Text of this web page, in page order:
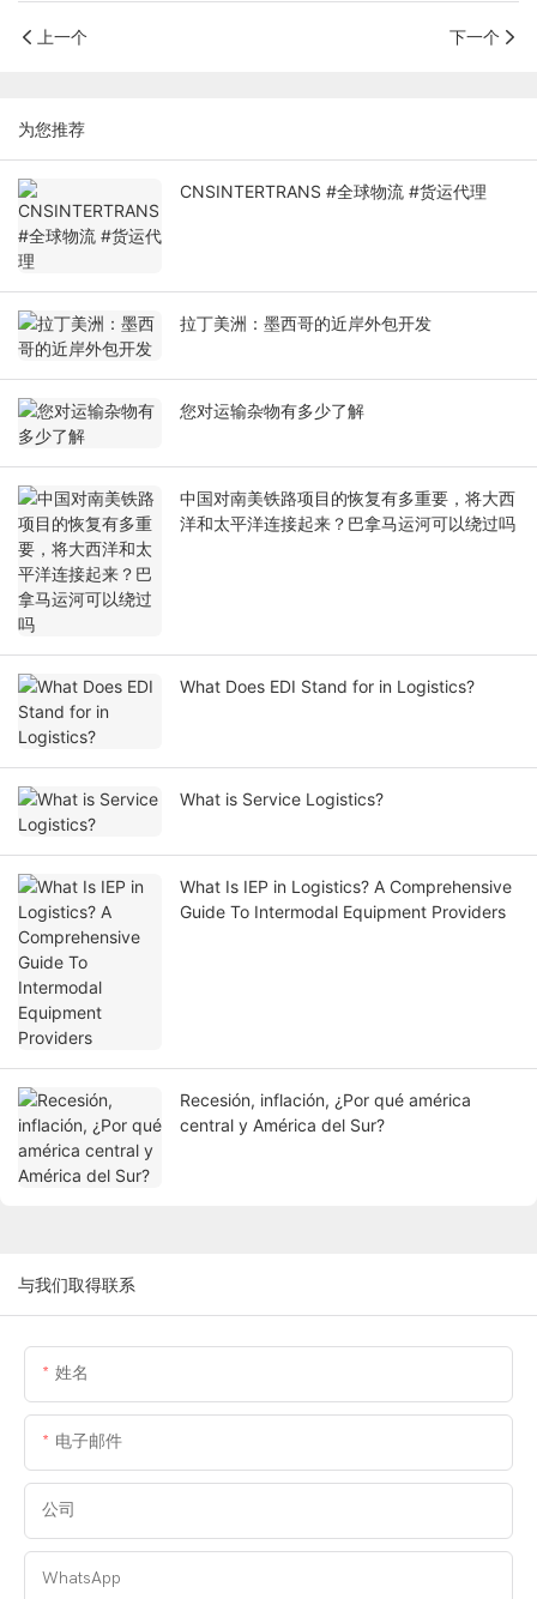
上一个 下一个
为您推荐
CNSINTERTRANS #全球物流 #货运代理
拉丁美洲：墨西哥的近岸外包开发
您对运输杂物有多少了解
中国对南美铁路项目的恢复有多重要，将大西
洋和太平洋连接起来？巴拿马运河可以绕过吗
What Does EDI Stand for in Logistics?
What is Service Logistics?
What Is IEP in Logistics? A Comprehensive
Guide To Intermodal Equipment Providers
Recesión, inflación, ¿Por qué américa
central y América del Sur?
与我们取得联系
姓名
电子邮件
公司
WhatsApp